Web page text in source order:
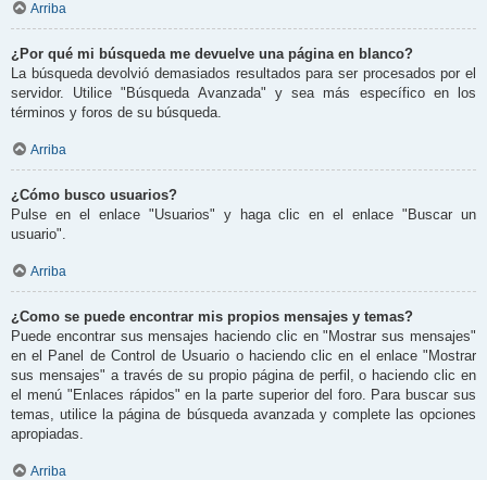
Arriba
¿Por qué mi búsqueda me devuelve una página en blanco?
La búsqueda devolvió demasiados resultados para ser procesados por el
servidor. Utilice "Búsqueda Avanzada" y sea más específico en los
términos y foros de su búsqueda.
Arriba
¿Cómo busco usuarios?
Pulse en el enlace "Usuarios" y haga clic en el enlace "Buscar un
usuario".
Arriba
¿Como se puede encontrar mis propios mensajes y temas?
Puede encontrar sus mensajes haciendo clic en "Mostrar sus mensajes"
en el Panel de Control de Usuario o haciendo clic en el enlace "Mostrar
sus mensajes" a través de su propio página de perfil, o haciendo clic en
el menú "Enlaces rápidos" en la parte superior del foro. Para buscar sus
temas, utilice la página de búsqueda avanzada y complete las opciones
apropiadas.
Arriba